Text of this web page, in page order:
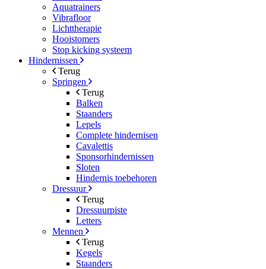
Aquatrainers
Vibrafloor
Lichttherapie
Hooistomers
Stop kicking systeem
Hindernissen
Terug
Springen
Terug
Balken
Staanders
Lepels
Complete hindernisen
Cavalettis
Sponsorhindernissen
Sloten
Hindernis toebehoren
Dressuur
Terug
Dressuurpiste
Letters
Mennen
Terug
Kegels
Staanders